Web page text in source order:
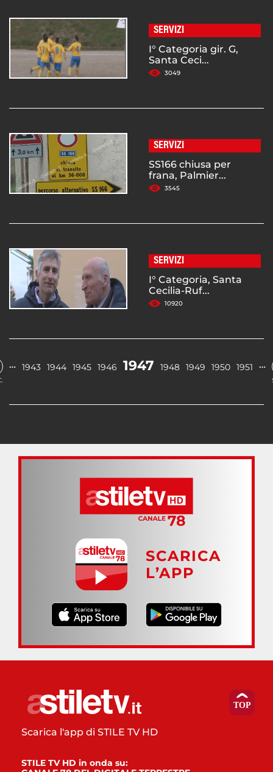
SERVIZI
I° Categoria gir. G,
Santa Ceci...
3049
SERVIZI
SS166 chiusa per
frana, Palmier...
3545
SERVIZI
I° Categoria, Santa
Cecilia-Ruf...
10920
… 1943 1944 1945 1946 1947 1948 1949 1950 1951 …
SCARICA
L’APP
Scarica l'app di STILE TV HD
STILE TV HD in onda su: